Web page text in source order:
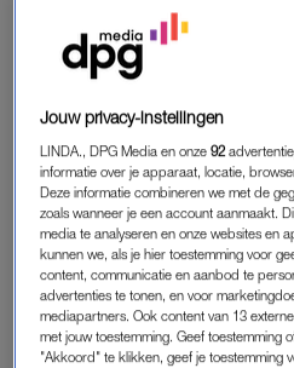
niet de enige ben, wilde ik weten
ervaren. Ik wilde onze verhalen
reageerde, kon ze daar even niet
niet goed begreep, dus ik zei: ‘Je
Jacqueline portretteerde
POI. “Van mij mag dit onderwerp
Ze richtte daarom het online
waar lotgenoten met elkaar in
informatie kunnen vinden.
Jouw privacy-instellingen
LINDA., DPG Media en onze92
informatie over je apparaat, locatie,
Deze informatie combineren we met de
zoals wanneer je een account aanmaakt.
media te analyseren en onze websites en
kunnen we, als je hier toestemming voor
content, communicatie en aanbod te
advertenties te tonen, en voor
mediapartners. Ook content van 13
met jouw toestemming. Geef toestemming
"Akkoord" te klikken, geef je toestemming